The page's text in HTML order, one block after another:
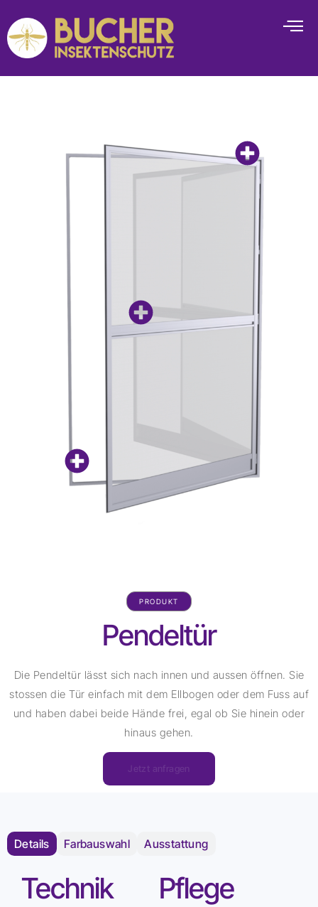
PRODUKT
Pendeltür
Die Pendeltür lässt sich nach innen und aussen öffnen. Sie
stossen die Tür einfach mit dem Ellbogen oder dem Fuss auf
und haben dabei beide Hände frei, egal ob Sie hinein oder
hinaus gehen.
Jetzt anfragen
Details Farbauswahl Ausstattung
Technik Pflege